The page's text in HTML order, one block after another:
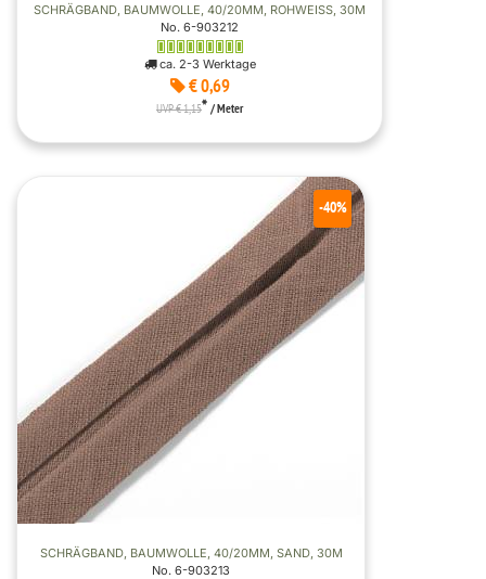
SCHRÄGBAND, BAUMWOLLE, 40/20MM, ROHWEISS, 30M
No. 6-903212
ca. 2-3 Werktage
€ 0,69
UVP € 1,15* / Meter
SCHRÄGBAND, BAUMWOLLE, 40/20MM, SAND, 30M
No. 6-903213
-40%